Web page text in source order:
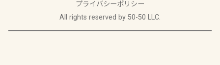
プライバシーポリシー
All rights reserved by 50-50 LLC.